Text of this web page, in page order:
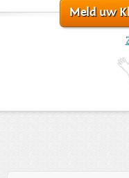
Meld uw